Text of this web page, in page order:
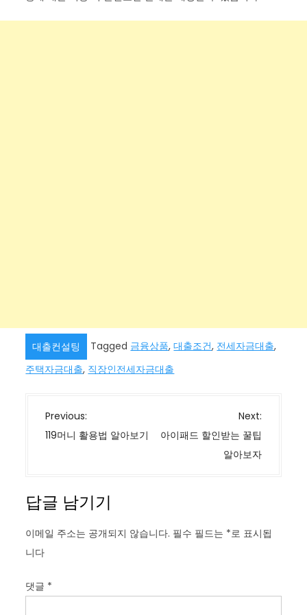
대출컨설팅 Tagged 금융상품,대출조건, 전세자금대출,
주택자금대출, 직장인전세자금대출
글
탐
Previous:
119머니 활용법 알아보기
Next:
아이패드 할인받는 꿀팁
알아보자
답글 남기기
이메일 주소는 공개되지 않습니다. 필수 필드는 *로 표시됩
니다
댓글 *